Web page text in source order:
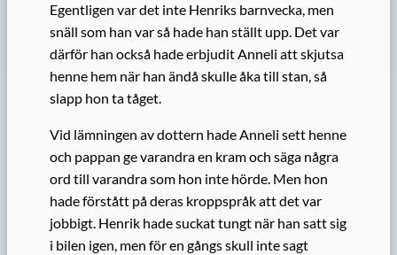
Egentligen var det inte Henriks barnvecka, men
snäll som han var så hade han ställt upp. Det var
därför han också hade erbjudit Anneli att skjutsa
henne hem när han ändå skulle åka till stan, så
slapp hon ta tåget.
Vid lämningen av dottern hade Anneli sett henne
och pappan ge varandra en kram och säga några
ord till varandra som hon inte hörde. Men hon
hade förstått på deras kroppspråk att det var
jobbigt. Henrik hade suckat tungt när han satt sig
i bilen igen, men för en gångs skull inte sagt